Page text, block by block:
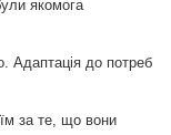
якомога
Адаптація до потреб
за те, що вони